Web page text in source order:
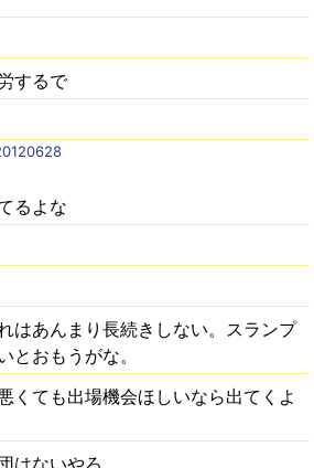
するで
るよな
はあんまり長続きしない。スランプ
おもうがな。
くても出場機会ほしいなら出てくよ
はないやろ